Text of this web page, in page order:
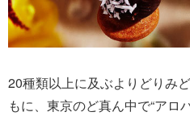
20種類以上に及ぶよりどりみ
もに、東京のど真ん中で“アロ